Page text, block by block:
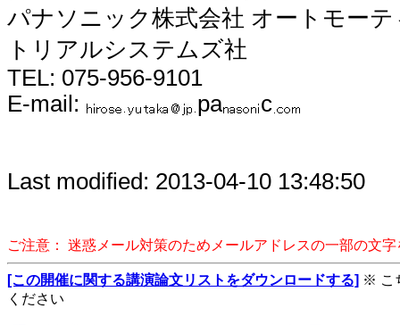
パナソニック株式会社 オートモー
トリアルシステムズ社
TEL: 075-956-9101
E-mail:
pa c
Last modified: 2013-04-10 13:48:50
ご注意： 迷惑メール対策のためメールアドレスの一部の文
[この開催に関する講演論文リストをダウンロードする] ※ こ
ください